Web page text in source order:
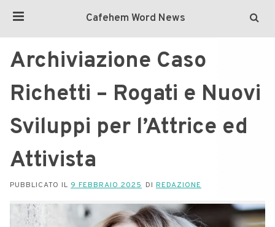
Cafehem Word News
Archiviazione Caso
Richetti – Rogati e Nuovi
Sviluppi per l’Attrice ed
Attivista
PUBBLICATO IL 9 FEBBRAIO 2025 DI REDAZIONE